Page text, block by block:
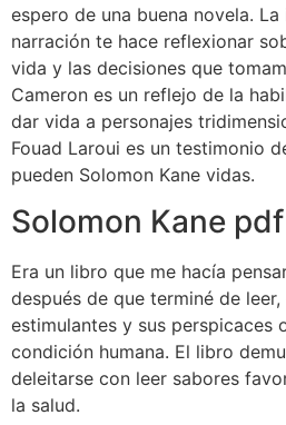
espero de una buena novela.
narración te hace reflexionar
vida y las decisiones que
Cameron es un reflejo de la
dar vida a personajes
Fouad Laroui es un testimonio
pueden Solomon Kane vidas.
Solomon Kane pdf
Era un libro que me hacía
después de que terminé de
estimulantes y sus perspicaces
condición humana. El libro
deleitarse con leer sabores
la salud.